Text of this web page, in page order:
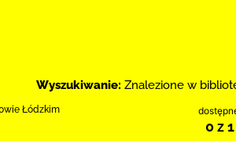
Wyszukiwanie: Znalezione w
Łódzkim
0 z 1